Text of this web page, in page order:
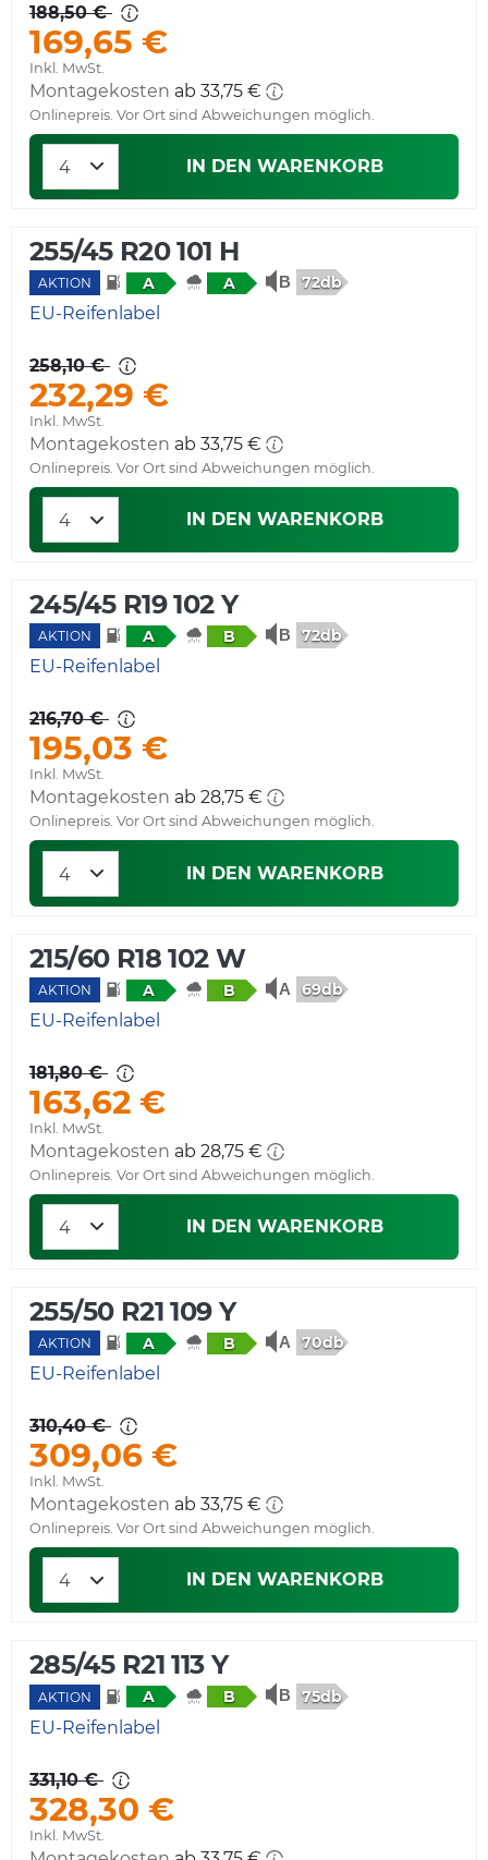
188,50 €
169,65 €
Inkl. MwSt.
Montagekosten ab 33,75 €
Onlinepreis. Vor Ort sind Abweichungen möglich.
IN DEN WARENKORB
255/45 R20 101 H
AKTION A A 72db
EU-Reifenlabel
258,10 €
232,29 €
Inkl. MwSt.
Montagekosten ab 33,75 €
Onlinepreis. Vor Ort sind Abweichungen möglich.
IN DEN WARENKORB
245/45 R19 102 Y
AKTION A B 72db
EU-Reifenlabel
216,70 €
195,03 €
Inkl. MwSt.
Montagekosten ab 28,75 €
Onlinepreis. Vor Ort sind Abweichungen möglich.
IN DEN WARENKORB
215/60 R18 102 W
AKTION A B 69db
EU-Reifenlabel
181,80 €
163,62 €
Inkl. MwSt.
Montagekosten ab 28,75 €
Onlinepreis. Vor Ort sind Abweichungen möglich.
IN DEN WARENKORB
255/50 R21 109 Y
AKTION A B 70db
EU-Reifenlabel
310,40 €
309,06 €
Inkl. MwSt.
Montagekosten ab 33,75 €
Onlinepreis. Vor Ort sind Abweichungen möglich.
IN DEN WARENKORB
285/45 R21 113 Y
AKTION A B 75db
EU-Reifenlabel
331,10 €
328,30 €
Inkl. MwSt.